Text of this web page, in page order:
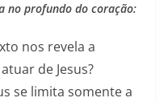
no profundo do coração:
nos revela a
de Jesus?
se limita somente a